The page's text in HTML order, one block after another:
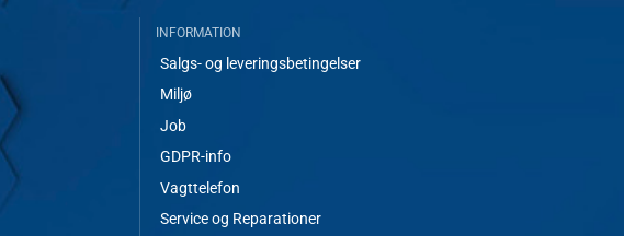
INFORMATION
Salgs- og leveringsbetingelser
Miljø
Job
GDPR-info
Vagttelefon
Service og Reparationer